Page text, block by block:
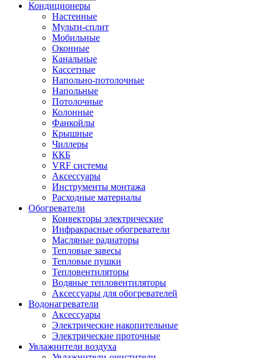
Кондиционеры
Настенные
Мульти-сплит
Мобильные
Оконные
Канальные
Кассетные
Напольно-потолочные
Напольные
Потолочные
Колонные
Фанкойлы
Крышные
Чиллеры
ККБ
VRF системы
Аксессуары
Инструменты монтажа
Расходные материалы
Обогреватели
Конвекторы электрические
Инфракрасные обогреватели
Масляные радиаторы
Тепловые завесы
Тепловые пушки
Тепловентиляторы
Водяные тепловентиляторы
Аксессуары для обогревателей
Водонагреватели
Аксессуары
Электрические накопительные
Электрические проточные
Увлажнители воздуха